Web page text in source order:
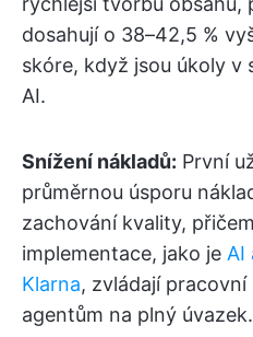
dosahují o 38–42,5 %
skóre, když jsou úkoly v
AI.
Snížení nákladů: První
průměrnou úsporu
zachování kvality,
implementace, jako je AI
Klarna, zvládají
agentům na plný úvazek.